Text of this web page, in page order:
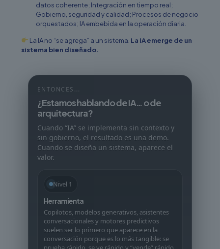
datos coherente; Integración en tiempo real;
Gobierno, seguridad y calidad; Procesos de negocio
orquestados; IA embebida en la operación diaria.
La IA no “se agrega” a un sistema. La IA emerge de un
sistema bien diseñado.
ENTONCES...
¿Estamos hablando de IA… o de
arquitectura?
Cuando “IA” se implementa sin contexto y
sin gobierno, el resultado es una demo.
Cuando se diseña un sistema, aparece el
valor.
Nivel 1
Herramienta
Copilotos, modelos generativos, asistentes
conversacionales y motores predictivos
suelen ser lo primero que aparece en la
conversación porque es lo más tangible: se